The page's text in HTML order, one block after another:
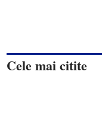
Cele mai citite